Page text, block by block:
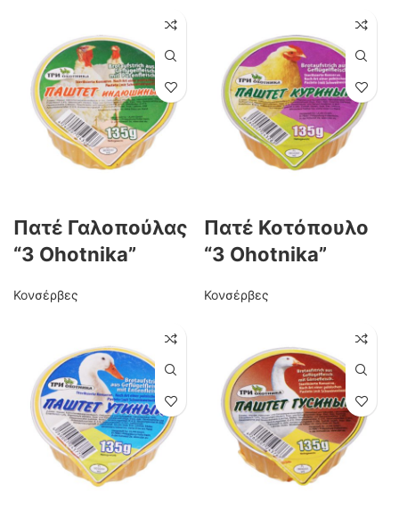
Πατέ Γαλοπούλας
“3 Ohotnika”
Κονσέρβες
Πατέ Κοτόπουλο
“3 Ohotnika”
Κονσέρβες